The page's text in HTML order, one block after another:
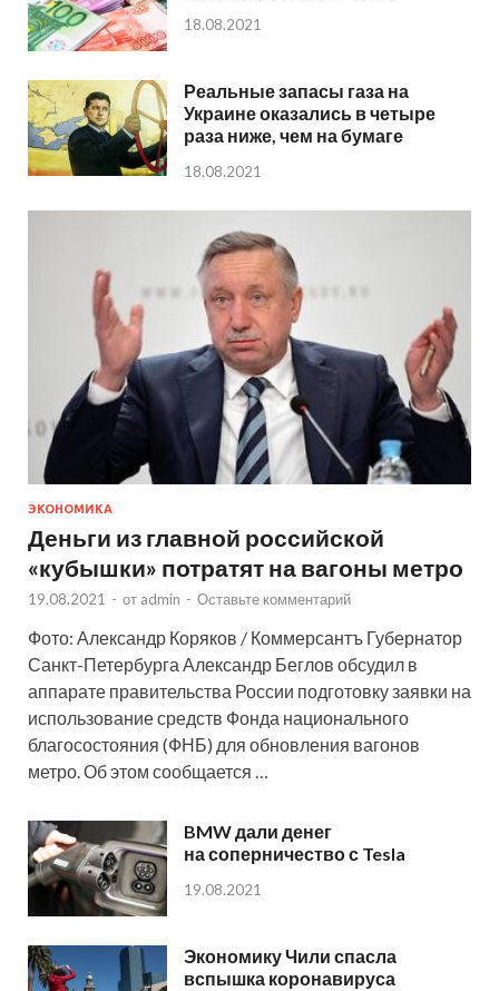
18.08.2021
Реальные запасы газа на
Украине оказались в четыре
раза ниже, чем на бумаге
18.08.2021
ЭКОНОМИКА
Деньги из главной российской
«кубышки» потратят на вагоны метро
19.08.2021 - от admin - Оставьте комментарий
Фото: Александр Коряков / Коммерсантъ Губернатор
Санкт-Петербурга Александр Беглов обсудил в
аппарате правительства России подготовку заявки на
использование средств Фонда национального
благосостояния (ФНБ) для обновления вагонов
метро. Об этом сообщается …
BMW дали денег
на соперничество с Tesla
19.08.2021
Экономику Чили спасла
вспышка коронавируса